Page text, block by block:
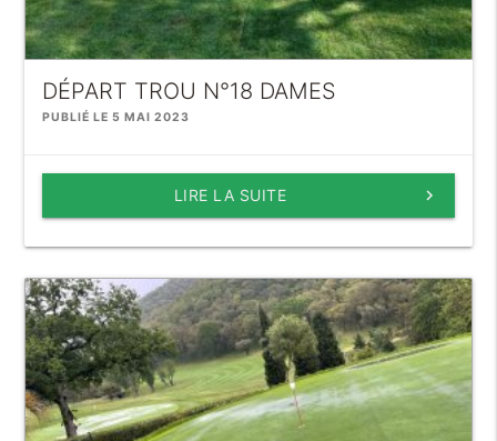
DÉPART TROU N°18 DAMES
PUBLIÉ LE 5 MAI 2023
keyboard_arrow_right
LIRE LA SUITE